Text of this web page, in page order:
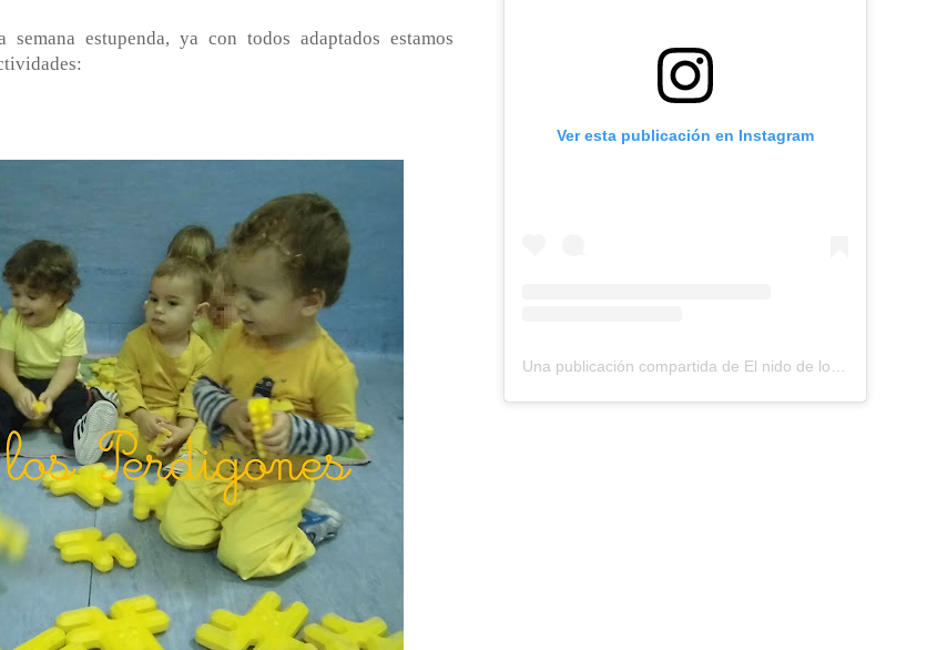
estupenda, ya con todos adaptados estamos
Ver esta publicación en Instagram